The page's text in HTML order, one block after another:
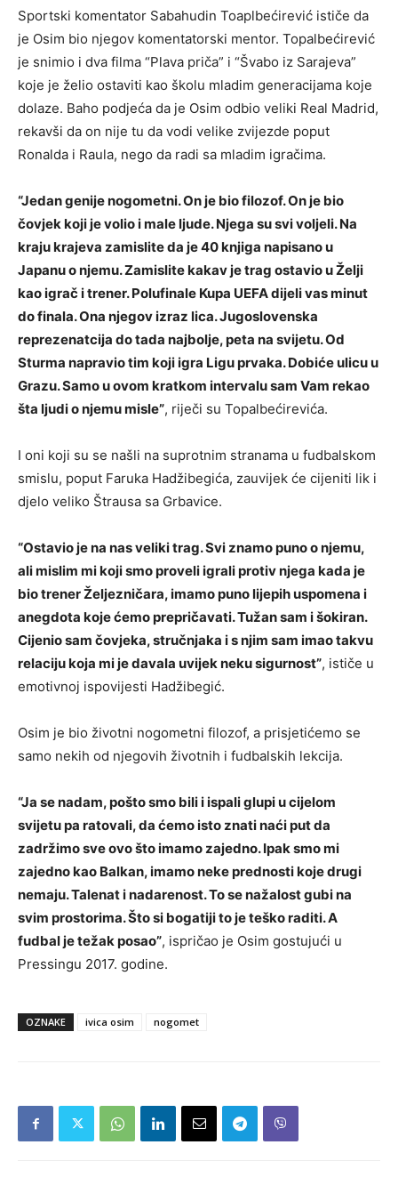
Sportski komentator Sabahudin Toaplbećirević ističe da
je Osim bio njegov komentatorski mentor. Topalbećirević
je snimio i dva filma “Plava priča” i “Švabo iz Sarajeva”
koje je želio ostaviti kao školu mladim generacijama koje
dolaze. Baho podjeća da je Osim odbio veliki Real Madrid,
rekavši da on nije tu da vodi velike zvijezde poput
Ronalda i Raula, nego da radi sa mladim igračima.
“Jedan genije nogometni. On je bio filozof. On je bio
čovjek koji je volio i male ljude. Njega su svi voljeli. Na
kraju krajeva zamislite da je 40 knjiga napisano u
Japanu o njemu. Zamislite kakav je trag ostavio u Želji
kao igrač i trener. Polufinale Kupa UEFA dijeli vas minut
do finala. Ona njegov izraz lica. Jugoslovenska
reprezenatcija do tada najbolje, peta na svijetu. Od
Sturma napravio tim koji igra Ligu prvaka. Dobiće ulicu u
Grazu. Samo u ovom kratkom intervalu sam Vam rekao
šta ljudi o njemu misle”, riječi su Topalbećirevića.
I oni koji su se našli na suprotnim stranama u fudbalskom
smislu, poput Faruka Hadžibegića, zauvijek će cijeniti lik i
djelo veliko Štrausa sa Grbavice.
“Ostavio je na nas veliki trag. Svi znamo puno o njemu,
ali mislim mi koji smo proveli igrali protiv njega kada je
bio trener Željezničara, imamo puno lijepih uspomena i
anegdota koje ćemo prepričavati. Tužan sam i šokiran.
Cijenio sam čovjeka, stručnjaka i s njim sam imao takvu
relaciju koja mi je davala uvijek neku sigurnost”, ističe u
emotivnoj ispovijesti Hadžibegić.
Osim je bio životni nogometni filozof, a prisjetićemo se
samo nekih od njegovih životnih i fudbalskih lekcija.
“Ja se nadam, pošto smo bili i ispali glupi u cijelom
svijetu pa ratovali, da ćemo isto znati naći put da
zadržimo sve ovo što imamo zajedno. Ipak smo mi
zajedno kao Balkan, imamo neke prednosti koje drugi
nemaju. Talenat i nadarenost. To se nažalost gubi na
svim prostorima. Što si bogatiji to je teško raditi. A
fudbal je težak posao”, ispričao je Osim gostujući u
Pressingu 2017. godine.
OZNAKE ivica osim nogomet